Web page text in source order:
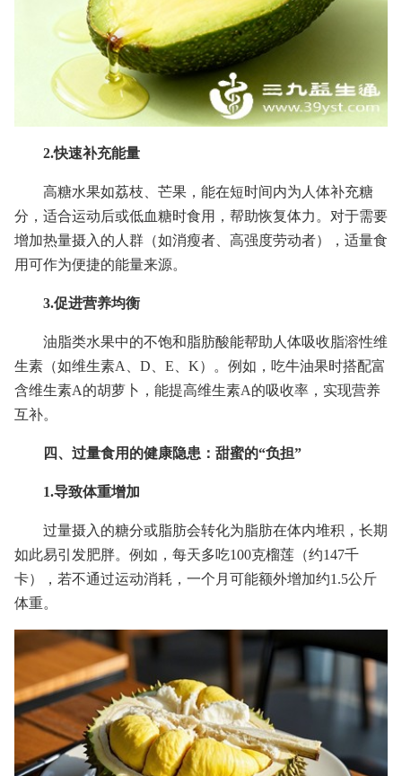
2.快速补充能量
高糖水果如荔枝、芒果，能在短时间内为人体补充糖
分，适合运动后或低血糖时食用，帮助恢复体力。对于需要
增加热量摄入的人群（如消瘦者、高强度劳动者），适量食
用可作为便捷的能量来源。
3.促进营养均衡
油脂类水果中的不饱和脂肪酸能帮助人体吸收脂溶性维
生素（如维生素A、D、E、K）。例如，吃牛油果时搭配富
含维生素A的胡萝卜，能提高维生素A的吸收率，实现营养
互补。
四、过量食用的健康隐患：甜蜜的“负担”
1.导致体重增加
过量摄入的糖分或脂肪会转化为脂肪在体内堆积，长期
如此易引发肥胖。例如，每天多吃100克榴莲（约147千
卡），若不通过运动消耗，一个月可能额外增加约1.5公斤
体重。